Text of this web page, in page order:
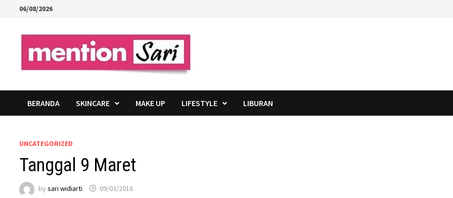
content
06/08/2026
BERANDA SKINCARE MAKE UP LIFESTYLE LIBURAN
UNCATEGORIZED
Tanggal 9 Maret
bysari widiarti 09/03/2016